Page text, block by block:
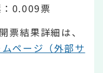
0.009票
票結果詳細は、
ページ（外部サ